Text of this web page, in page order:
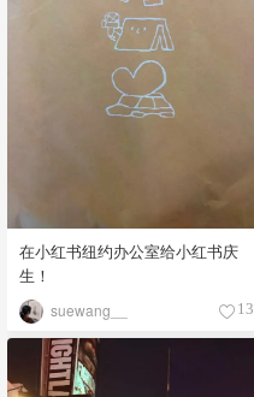
在小红书纽约办公室给小红书庆
生！
suewang__ 13